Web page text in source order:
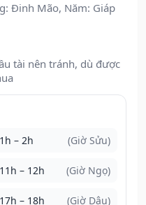
Đinh Mão, Năm: Giáp
tài nên tránh, dù được
1h – 2h (Giờ Sửu)
11h – 12h (Giờ Ngọ)
17h – 18h (Giờ Dậu)